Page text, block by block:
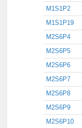
M1S1P2
M1S1P19
M2S6P4
M2S6P5
M2S6P6
M2S6P7
M2S6P8
M2S6P9
M2S6P10